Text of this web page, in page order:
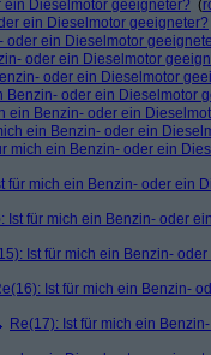
ein Dieselmotor geeigneter? (
ein Dieselmotor geeigneter?
oder ein Dieselmotor
oder ein Dieselmotor
oder ein Dieselmotor
Benzin- oder ein Dieselmotor
ein Benzin- oder ein
ein Benzin- oder ein
mich ein Benzin- oder ein
für mich ein Benzin- oder ein
Ist für mich ein Benzin- oder
Ist für mich ein Benzin-
Ist für mich ein Benzin-
Re(17): Ist für mich ein